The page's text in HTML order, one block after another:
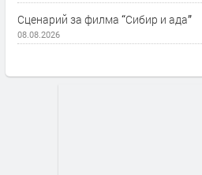
Сценарий за филма “Сибир и ада”
08.08.2026